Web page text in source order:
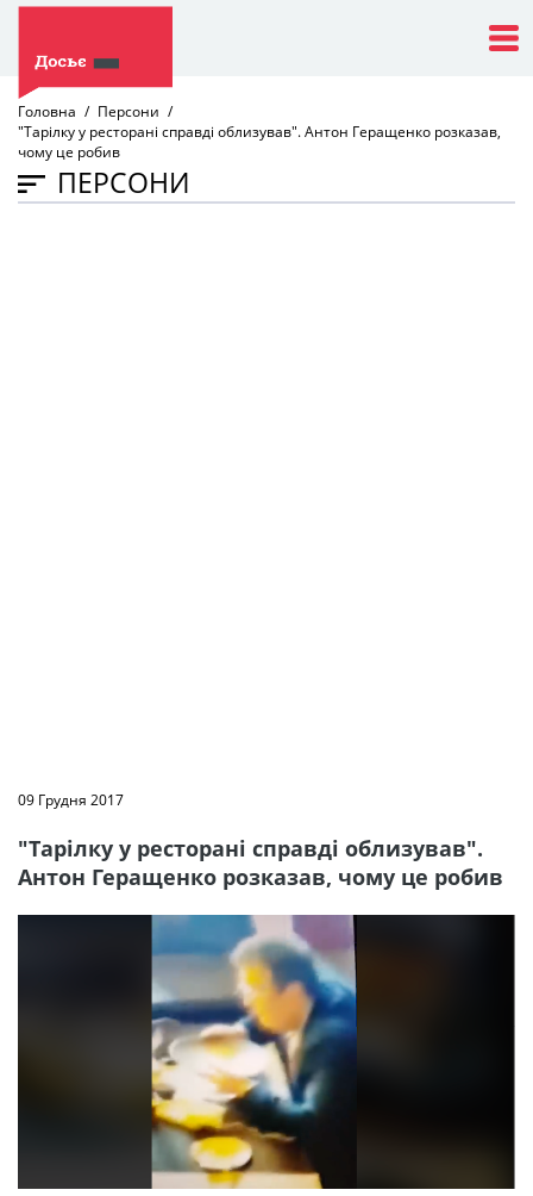
Головна
Персони
"Тарілку у ресторані справді облизував". Антон Геращенко розказав,
чому це робив
ПЕРСОНИ
09 Грудня 2017
"Тарілку у ресторані справді облизував".
Антон Геращенко розказав, чому це робив